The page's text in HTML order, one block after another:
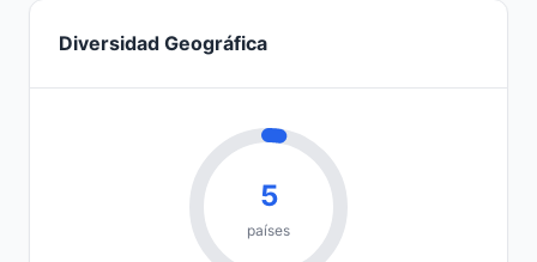
Diversidad Geográfica
5
países